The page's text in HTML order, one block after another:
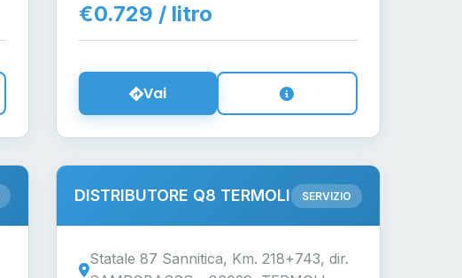
€0.729 / litro
Vai
DISTRIBUTORE Q8 TERMOLI SERVIZIO
Statale 87 Sannitica, Km. 218+743, dir.